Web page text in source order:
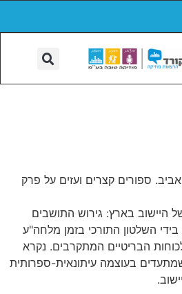
ספורים קצרים ועזים על פרק
היישוב בארץ: גירוש התושבים
השלטון התורכי בזמן מלחה"ע
הבריטיים המתקרבים. נקרא
בעוצמה עיתונאית-ספרותית